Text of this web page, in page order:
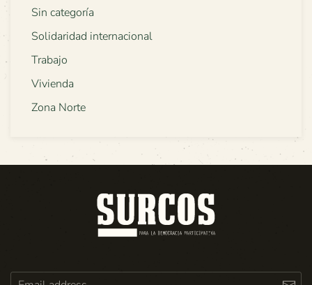
Sin categoría
Solidaridad internacional
Trabajo
Vivienda
Zona Norte